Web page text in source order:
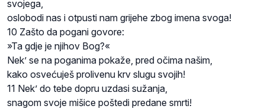
svojega,
oslobodi nas i otpusti nam grijehe zbog imena svoga!
10 Zašto da pogani govore:
»Ta gdje je njihov Bog?«
Nek’ se na poganima pokaže, pred očima našim,
kako osvećuješ prolivenu krv slugu svojih!
11 Nek’ do tebe dopru uzdasi sužanja,
snagom svoje mišice poštedi predane smrti!